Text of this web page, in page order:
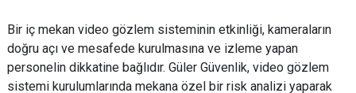
Bir iç mekan video gözlem sisteminin etkinliği, kameraların
doğru açı ve mesafede kurulmasına ve izleme yapan
personelin dikkatine bağlıdır. Güler Güvenlik, video gözlem
sistemi kurulumlarında mekana özel bir risk analizi yaparak